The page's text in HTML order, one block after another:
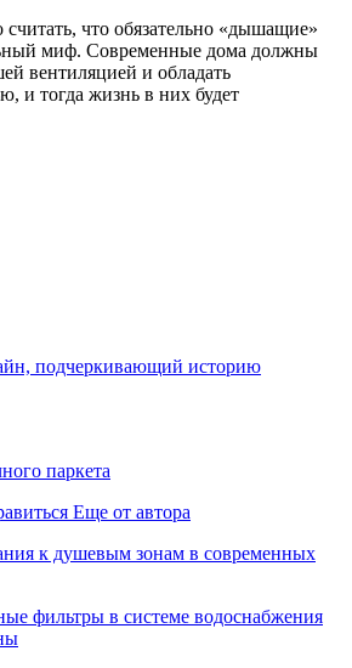
что обязательно «дышащие»
миф. Современные дома должны
вентиляцией и обладать
и тогда жизнь в них будет
подчеркивающий историю
паркета
Еще от автора
к душевым зонам в современных
фильтры в системе водоснабжения